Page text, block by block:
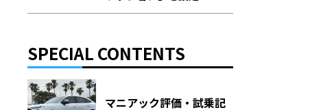
SPECIAL CONTENTS
マニアック評価・試乗記